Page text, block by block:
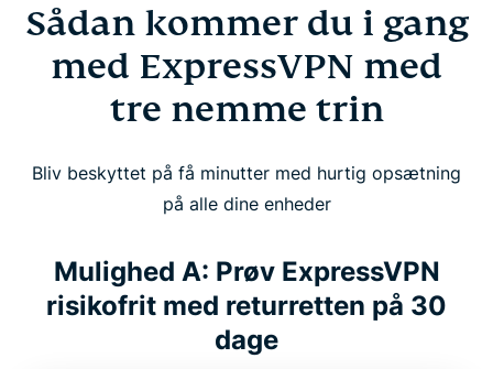
Sådan kommer du i gang
med ExpressVPN med
tre nemme trin
Bliv beskyttet på få minutter med hurtig opsætning
på alle dine enheder
Mulighed A: Prøv ExpressVPN
risikofrit med returretten på 30
dage